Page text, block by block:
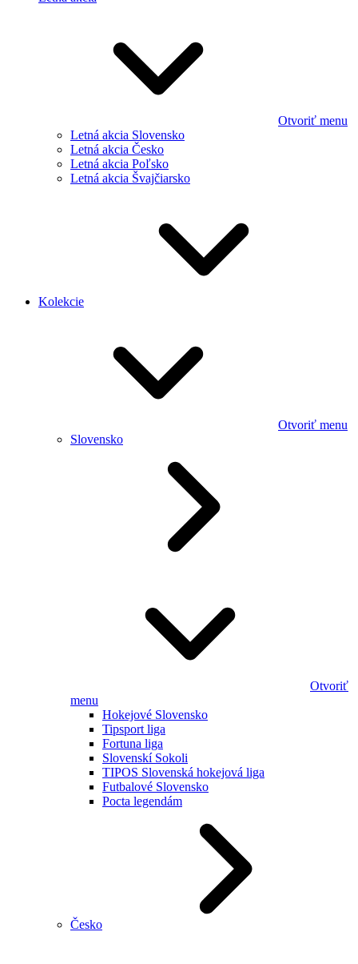
Otvoriť menu
Letná akcia Slovensko
Letná akcia Česko
Letná akcia Poľsko
Letná akcia Švajčiarsko
Kolekcie
Otvoriť menu
Slovensko
Otvoriť
menu
Hokejové Slovensko
Tipsport liga
Fortuna liga
Slovenskí Sokoli
TIPOS Slovenská hokejová liga
Futbalové Slovensko
Pocta legendám
Česko